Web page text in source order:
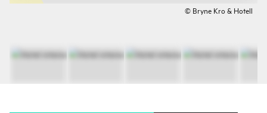
© Bryne Kro & Hotell